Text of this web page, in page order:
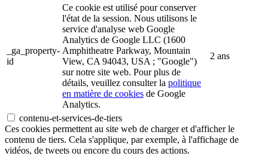
_ga_property-
id
Ce cookie est utilisé pour conserver
l'état de la session. Nous utilisons le
service d'analyse web Google
Analytics de Google LLC (1600
Amphitheatre Parkway, Mountain
View, CA 94043, USA ; "Google")
sur notre site web. Pour plus de
détails, veuillez consulter la politique
en matière de cookies de Google
Analytics.
2 ans
contenu-et-services-de-tiers
Ces cookies permettent au site web de charger et d'afficher le
contenu de tiers. Cela s'applique, par exemple, à l'affichage de
vidéos, de tweets ou encore du cours des actions.